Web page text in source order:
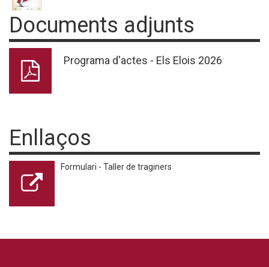
Documents adjunts
Programa d'actes - Els Elois 2026
Enllaços
Formulari - Taller de traginers